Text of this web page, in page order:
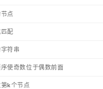
点
配
符串
使奇数位于偶数前面
k个节点